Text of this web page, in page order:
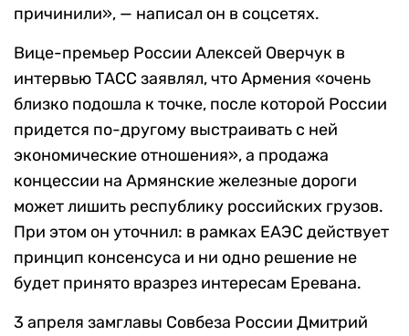
причинили», — написал он в соцсетях.
Вице-премьер России Алексей Оверчук в
интервью ТАСС заявлял, что Армения «очень
близко подошла к точке, после которой России
придется по-другому выстраивать с ней
экономические отношения», а продажа
концессии на Армянские железные дороги
может лишить республику российских грузов.
При этом он уточнил: в рамках ЕАЭС действует
принцип консенсуса и ни одно решение не
будет принято вразрез интересам Еревана.
3 апреля замглавы Совбеза России Дмитрий